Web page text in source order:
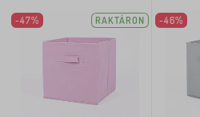
-47% RAKTÁRON -46%